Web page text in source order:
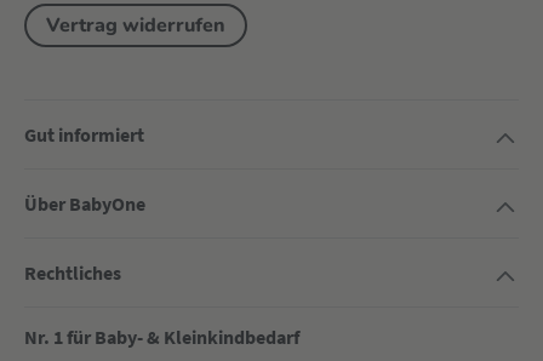
Vertrag widerrufen
Gut informiert
Über BabyOne
Rechtliches
Nr. 1 für Baby- & Kleinkindbedarf